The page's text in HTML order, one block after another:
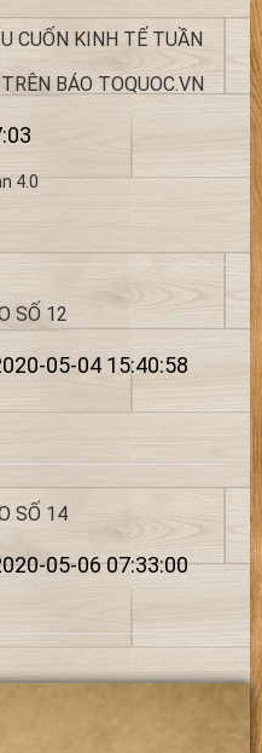
CUỐN KINH TẾ TUẦN
BÁO TOQUOC.VN
4.0
SỐ 12
05-04 15:40:58
SỐ 14
05-06 07:33:00